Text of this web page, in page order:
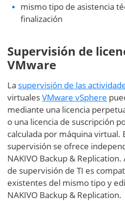
mismo tipo de asistencia
finalización
Supervisión de
VMware
La supervisión de las
virtualesVMware vSphere
mediante una licencia
o una licencia de suscripción
calculada por máquina virtual.
supervisión se ofrece
NAKIVO Backup &
de supervisión de TI es
existentes del mismo tipo y
NAKIVO Backup & Replication.